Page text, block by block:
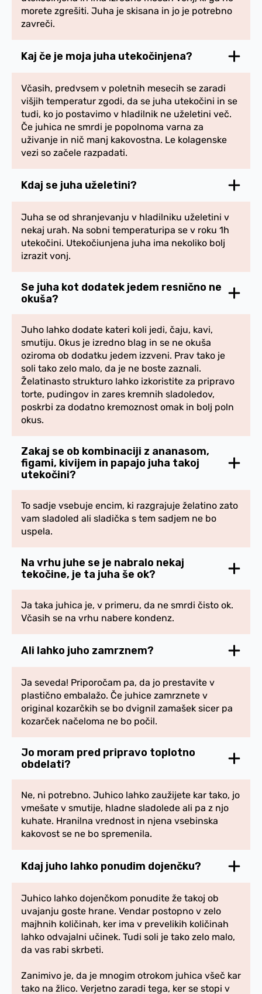
morete zgrešiti. Juha je skisana in jo je potrebno
zavreči.
Kaj če je moja juha utekočinjena?
Včasih, predvsem v poletnih mesecih se zaradi
višjih temperatur zgodi, da se juha utekočini in se
tudi, ko jo postavimo v hladilnik ne uželetini več.
Če juhica ne smrdi je popolnoma varna za
uživanje in nič manj kakovostna. Le kolagenske
vezi so začele razpadati.
Kdaj se juha uželetini?
Juha se od shranjevanju v hladilniku uželetini v
nekaj urah. Na sobni temperaturipa se v roku 1h
utekočini. Utekočiunjena juha ima nekoliko bolj
izrazit vonj.
Se juha kot dodatek jedem resnično ne
okuša?
Juho lahko dodate kateri koli jedi, čaju, kavi,
smutiju. Okus je izredno blag in se ne okuša
oziroma ob dodatku jedem izzveni. Prav tako je
soli tako zelo malo, da je ne boste zaznali.
Želatinasto strukturo lahko izkoristite za pripravo
torte, pudingov in zares kremnih sladoledov,
poskrbi za dodatno kremoznost omak in bolj poln
okus.
Zakaj se ob kombinaciji z ananasom,
figami, kivijem in papajo juha takoj
utekočini?
To sadje vsebuje encim, ki razgrajuje želatino zato
vam sladoled ali sladička s tem sadjem ne bo
uspela.
Na vrhu juhe se je nabralo nekaj
tekočine, je ta juha še ok?
Ja taka juhica je, v primeru, da ne smrdi čisto ok.
Včasih se na vrhu nabere kondenz.
Ali lahko juho zamrznem?
Ja seveda! Priporočam pa, da jo prestavite v
plastično embalažo. Če juhice zamrznete v
original kozarčkih se bo dvignil zamašek sicer pa
kozarček načeloma ne bo počil.
Jo moram pred pripravo toplotno
obdelati?
Ne, ni potrebno. Juhico lahko zaužijete kar tako, jo
vmešate v smutije, hladne sladolede ali pa z njo
kuhate. Hranilna vrednost in njena vsebinska
kakovost se ne bo spremenila.
Kdaj juho lahko ponudim dojenčku?
Juhico lahko dojenčkom ponudite že takoj ob
uvajanju goste hrane. Vendar postopno v zelo
majhnih količinah, ker ima v prevelikih količinah
lahko odvajalni učinek. Tudi soli je tako zelo malo,
da vas rabi skrbeti.
Zanimivo je, da je mnogim otrokom juhica všeč kar
tako na žlico. Verjetno zaradi tega, ker se stopi v